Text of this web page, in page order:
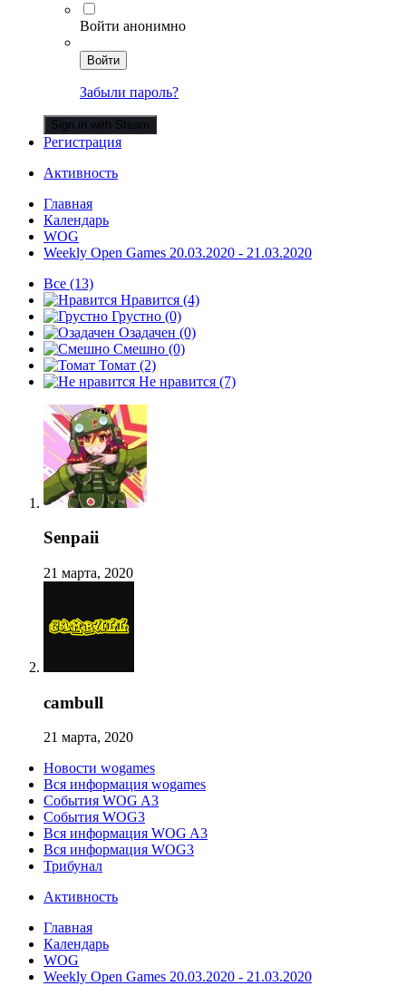
Войти анонимно
Войти
Забыли пароль?
Sign in with Steam
Регистрация
Активность
Главная
Календарь
WOG
Weekly Open Games 20.03.2020 - 21.03.2020
Все (13)
Нравится (4)
Грустно (0)
Озадачен (0)
Смешно (0)
Томат (2)
Не нравится (7)
Senpaii
21 марта, 2020
cambull
21 марта, 2020
Новости wogames
Вся информация wogames
События WOG A3
События WOG3
Вся информация WOG A3
Вся информация WOG3
Трибунал
Активность
Главная
Календарь
WOG
Weekly Open Games 20.03.2020 - 21.03.2020